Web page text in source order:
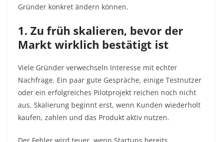
Gründer konkret ändern können.
1. Zu früh skalieren, bevor der
Markt wirklich bestätigt ist
Viele Gründer verwechseln Interesse mit echter
Nachfrage. Ein paar gute Gespräche, einige Testnutzer
oder ein erfolgreiches Pilotprojekt reichen noch nicht
aus. Skalierung beginnt erst, wenn Kunden wiederholt
kaufen, zahlen und das Produkt aktiv nutzen.